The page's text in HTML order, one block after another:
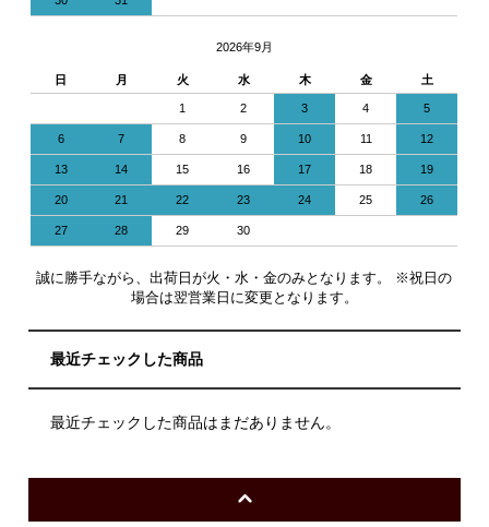
2026年9月
日 月 火 水 木 金 土
1 2 3 4 5
6 7 8 9 10 11 12
13 14 15 16 17 18 19
20 21 22 23 24 25 26
27 28 29 30
誠に勝手ながら、出荷日が火・水・金のみとなります。 ※祝日の
場合は翌営業日に変更となります。
最近チェックした商品
最近チェックした商品はまだありません。